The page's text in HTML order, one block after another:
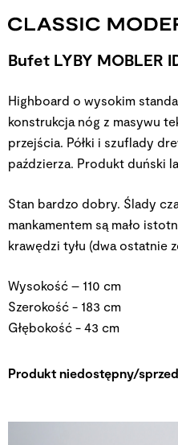
Bufet LYBY MOBLER
Highboard o wysokim
konstrukcja nóg z masywu
przejścia. Półki i szuflady
paździerza. Produkt duński
Stan bardzo dobry. Ślady
mankamentem są mało
krawędzi tyłu (dwa ostatnie
Wysokość – 110 cm
Szerokość - 183 cm
Głębokość - 43 cm
Produkt niedostępny/